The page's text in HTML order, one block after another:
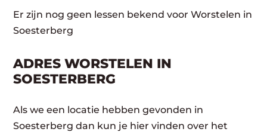
Er zijn nog geen lessen bekend voor Worstelen in
Soesterberg
ADRES WORSTELEN IN
SOESTERBERG
Als we een locatie hebben gevonden in
Soesterberg dan kun je hier vinden over het